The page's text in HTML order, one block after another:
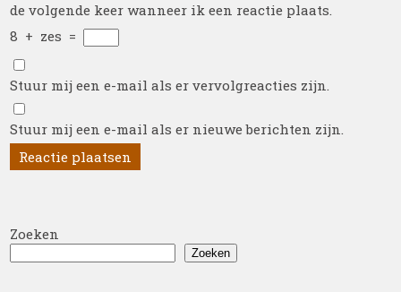
de volgende keer wanneer ik een reactie plaats.
8 + zes =
Stuur mij een e-mail als er vervolgreacties zijn.
Stuur mij een e-mail als er nieuwe berichten zijn.
Zoeken
Zoeken